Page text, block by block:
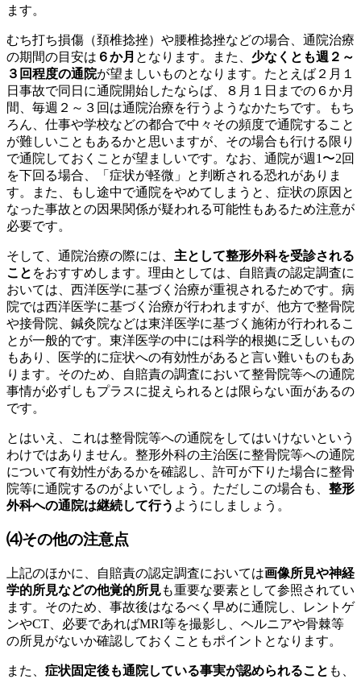
ます。
むち打ち損傷（頚椎捻挫）や腰椎捻挫などの場合、通院治療
の期間の目安は ６か月 となります。また、 少なくとも週２～
３回程度の通院が望ましいものとなります。たとえば２月１
日事故で同日に通院開始したならば、８月１日までの６か月
間、毎週２～３回は通院治療を行うようなかたちです。もち
ろん、仕事や学校などの都合で中々その頻度で通院すること
が難しいこともあるかと思いますが、その場合も行ける限り
で通院しておくことが望ましいです。なお、通院が週1〜2回
を下回る場合、「症状が軽微」と判断される恐れがありま
す。また、もし途中で通院をやめてしまうと、症状の原因と
なった事故との因果関係が疑われる可能性もあるため注意が
必要です。
そして、通院治療の際には、 主として整形外科を受診される
こと をおすすめします。理由としては、自賠責の認定調査に
おいては、西洋医学に基づく治療が重視されるためです。病
院では西洋医学に基づく治療が行われますが、他方で整骨院
や接骨院、鍼灸院などは東洋医学に基づく施術が行われるこ
とが一般的です。東洋医学の中には科学的根拠に乏しいもの
もあり、医学的に症状への有効性があると言い難いものもあ
ります。そのため、自賠責の調査において整骨院等への通院
事情が必ずしもプラスに捉えられるとは限らない面があるの
です。
とはいえ、これは整骨院等への通院をしてはいけないという
わけではありません。整形外科の主治医に整骨院等への通院
について有効性があるかを確認し、許可が下りた場合に整骨
院等に通院するのがよいでしょう。ただしこの場合も、 整形
外科への通院は継続して行う ようにしましょう。
⑷その他の注意点
上記のほかに、自賠責の認定調査においては画像所見や神経
学的所見などの他覚的所見も重要な要素として参照されてい
ます。そのため、事故後はなるべく早めに通院し、レントゲ
ンやCT、必要であればMRI等を撮影し、ヘルニアや骨棘等
の所見がないか確認しておくこともポイントとなります。
また、 症状固定後も通院している事実が認められること も、